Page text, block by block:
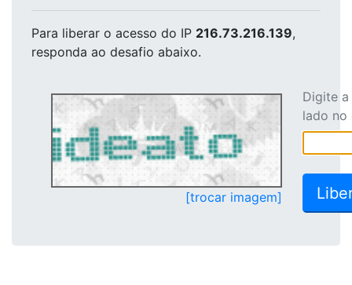
Para liberar o acesso do IP 216.73.216.139,
responda ao desafio abaixo.
[trocar imagem]
Digite
lado no